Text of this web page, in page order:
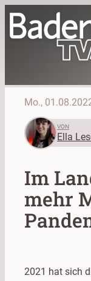
Mo.,
VON
Ella
Im
mehr
2021 hat sich